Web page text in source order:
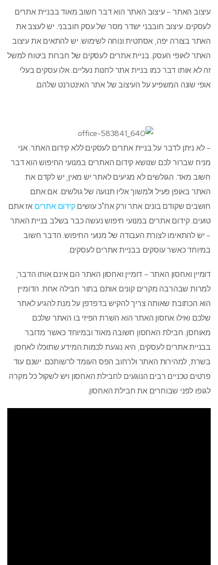
עיצוב האתר – עיצוב האתר הוא דבר חשוב מאוד בבניית אתרים
לעסקים. עיצוב חובבני ישדר מסר של עסק חובבני. יש לעצב את
האתר בצורה יפה, אסתטית ונוחה לשימוש. יש להתאים את עיצוב
האתר לאופי העסק. בניית אתרים לעסקים של חברות ביטוח למשל
זה לא אותו דבר כמו בניית אתר לחנות נעליים. אלו עסקים בעלי
אופי שונה המשפיע על העיצוב של אתר האינטרנט שלהם.
– לא ניתן לדבר על בניית אתרים לעסקים ללא קידום האתר. אני
מניח שברור לכם שנושא קידום האתרים במנועי החיפוש הוא דבר
חשוב מאד. הגולשים לא מגיעים לאתר יש מאין, יש לקדם את
האתר באופן פעיל ולמשוך אליו תנועה של גולשים. אם אתם
חושבים שקודם בונים אתר ורק אח"כ עושיםקידום אתרים אז אתם
טועים. קידום אתרים במנועי חיפוש נעשה כבר בשלב בניית האתר
– יש להתאימו לצורת העבודה של מנועי החיפוש. הדבר חשוב
במיוחד כאשר עוסקים בבניית אתרים לעסקים.
דומיין ואחסון האתר – דומיין ואחסון האתר הם אינם אותו הדבר,
למרות שבהרבה מקרים קונים אותם בתור חבילה אחת. הדומיין
הוא הכתובת שאותה צריך להקיש בדפדפן על מנת להגיע לאתר
שלכם ואילו אחסון האתר הוא השרת הפיזי בו האתר שלכם
מאוחסן. חבילת האחסון חשובה מאוד ובמיוחד כאשר מדובר
בבניית אתרים לעסקים, היא נוגעת לכמות המידע שתוכלו לאחסן
בשרת, למהירות האתר ולרחוב הפס העומד לרשותכם. ישנם עוד
פרטים טכניים רבים הנוגעים לחבילת האחסון ויש לשקול כל מקרה
לגופו לפני שבוחרים את חבילת האחסון.